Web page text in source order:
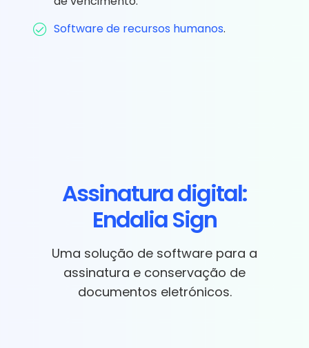
Software de recursos humanos.
Assinatura digital:
Endalia Sign
Uma solução de software para a
assinatura e conservação de
documentos eletrónicos.